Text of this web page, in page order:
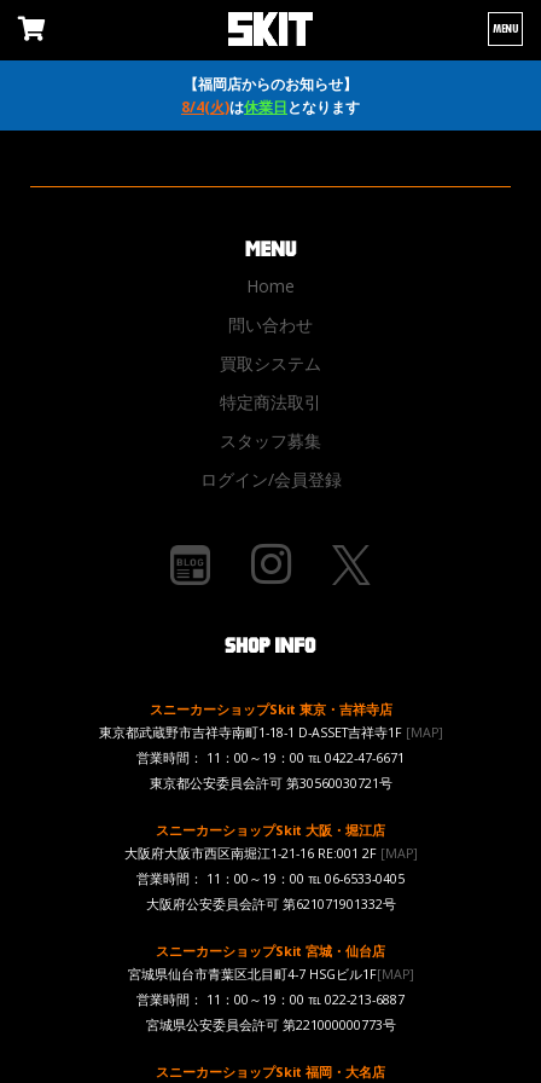
【福岡店からのお知らせ】
8/4(火)は休業日となります
MENU
Home
問い合わせ
買取システム
特定商法取引
スタッフ募集
ログイン/会員登録
スニーカーショップSkit 東京・吉祥寺店
東京都武蔵野市吉祥寺南町1-18-1 D-ASSET吉祥寺1F [MAP]
営業時間： 11：00～19：00 ℡ 0422-47-6671
東京都公安委員会許可 第30560030721号
スニーカーショップSkit 大阪・堀江店
大阪府大阪市西区南堀江1-21-16 RE:001 2F[MAP]
営業時間： 11：00～19：00 ℡ 06-6533-0405
大阪府公安委員会許可 第621071901332号
スニーカーショップSkit 宮城・仙台店
宮城県仙台市青葉区北目町4-7 HSGビル1F[MAP]
営業時間： 11：00～19：00 ℡ 022-213-6887
宮城県公安委員会許可 第221000000773号
スニーカーショップSkit 福岡・大名店